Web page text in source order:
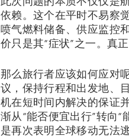
依赖。这个在平时不易察
喷气燃料储备、供应监控
价只是其“症状”之一。真
那么旅行者应该如何应对
议，保持行程和出发地、
机在短时间内解决的保证
渐从“能否便宜出行”转向
是再次表明全球移动无法